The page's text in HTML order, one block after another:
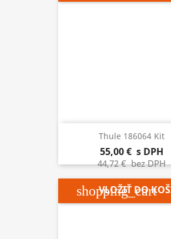
Thule 186064 Kit
55,00 € s DPH
44,72 €bez DPH
shopping_cart
VLOŽIŤ DO